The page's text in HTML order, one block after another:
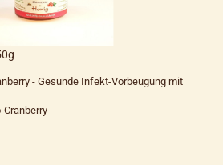
- Gesunde Infekt-Vorbeugung mit
Cranberry